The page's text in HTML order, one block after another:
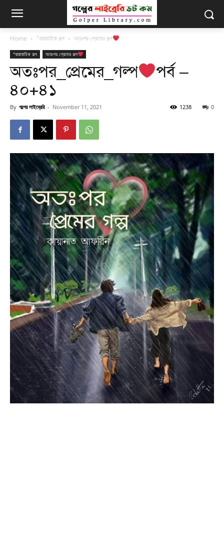
Home "ধারাবাহিক গল্প অতঃপর প্রেমের গল্প
"ধারাবাহিক গল্প অতঃপর প্রেমের গল্প
অতঃপর_প্রেমের_গল্প
পর্ব –
৪০+৪১
By গল্পের লাইব্রেরি - November 11, 2021 0
1238